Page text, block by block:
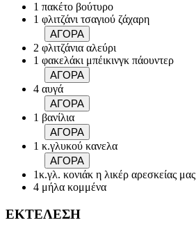
1 πακέτο βούτυρο
1 φλιτζάνι τσαγιού ζάχαρη
ΑΓΟΡΑ
2 φλιτζάνια αλεύρι
1 φακελάκι μπέικινγκ πάουντερ
ΑΓΟΡΑ
4 αυγά
ΑΓΟΡΑ
1 βανίλια
ΑΓΟΡΑ
1 κ.γλυκού κανελα
ΑΓΟΡΑ
1κ.γλ. κονιάκ η λικέρ αρεσκείας μας
4 μήλα κομμένα
ΕΚΤΕΛΕΣΗ